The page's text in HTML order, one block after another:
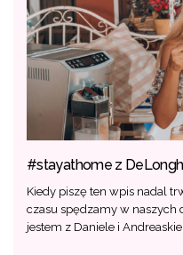
#stayathome z
Kiedy piszę ten wpis nadal
czasu spędzamy w naszych
jestem z Daniele i